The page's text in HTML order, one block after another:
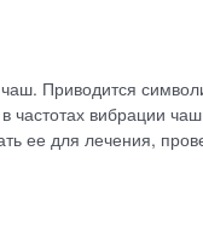
Приводится
частотах вибрации
ее для лечения,